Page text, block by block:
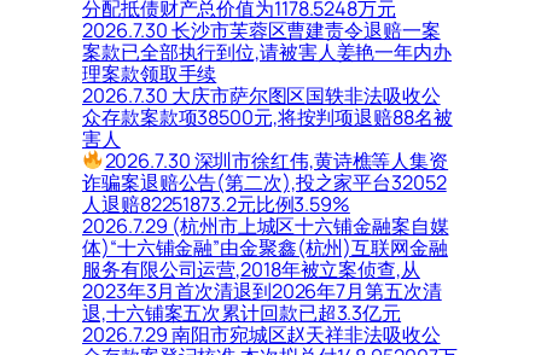
分配抵债财产总价值为1178.5248万元
2026.7.30 长沙市芙蓉区曹建责令退赔一案
案款已全部执行到位,请被害人姜艳一年内办
理案款领取手续
2026.7.30 大庆市萨尔图区国轶非法吸收公
众存款案款项38500元,将按判项退赔88名被
害人
2026.7.30 深圳市徐红伟,黄诗樵等人集资
诈骗案退赔公告(第二次),投之家平台32052
人退赔82251873.2元比例3.59%
2026.7.29 (杭州市上城区十六铺金融案自媒
体)“十六铺金融”由金聚鑫(杭州)互联网金融
服务有限公司运营,2018年被立案侦查,从
2023年3月首次清退到2026年7月第五次清
退,十六铺案五次累计回款已超3.3亿元
2026.7.29 南阳市宛城区赵天祥非法吸收公